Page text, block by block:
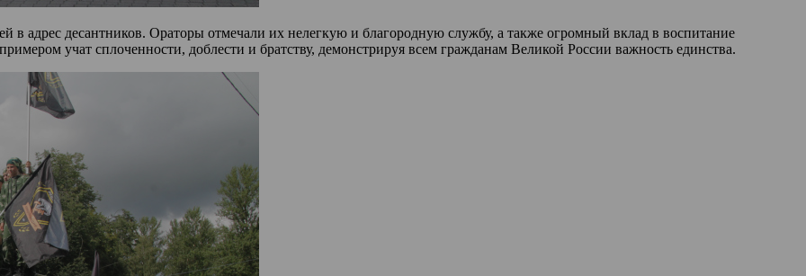
в адрес десантников. Ораторы отмечали их нелегкую и благородную службу, а также огромный вклад в воспитание
учат сплоченности, доблести и братству, демонстрируя всем гражданам Великой России важность единства.